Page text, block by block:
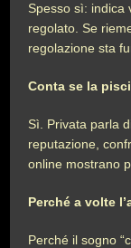
Spesso sì: indica
regolato. Se
regolazione sta
Conta se la
Sì. Privata parla
reputazione,
online mostrano
Perché a volte
Perché il sogno